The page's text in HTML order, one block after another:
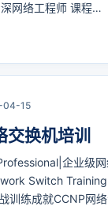
网络工程师 课程…
04-15
换机培训
企业级
Switch
训练成就CCNP网